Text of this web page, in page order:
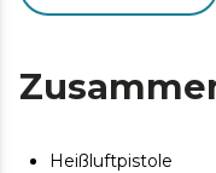
Arbeiten ohne
Kompaktes und
Heißluftpistole